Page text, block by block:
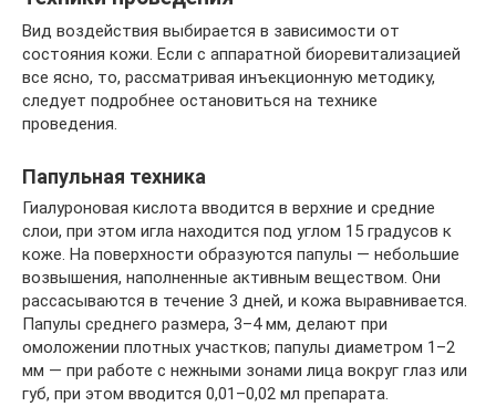
Вид воздействия выбирается в зависимости от
состояния кожи. Если с аппаратной биоревитализацией
все ясно, то, рассматривая инъекционную методику,
следует подробнее остановиться на технике
проведения.
Папульная техника
Гиалуроновая кислота вводится в верхние и средние
слои, при этом игла находится под углом 15 градусов к
коже. На поверхности образуются папулы — небольшие
возвышения, наполненные активным веществом. Они
рассасываются в течение 3 дней, и кожа выравнивается.
Папулы среднего размера, 3–4 мм, делают при
омоложении плотных участков; папулы диаметром 1–2
мм — при работе с нежными зонами лица вокруг глаз или
губ, при этом вводится 0,01–0,02 мл препарата.